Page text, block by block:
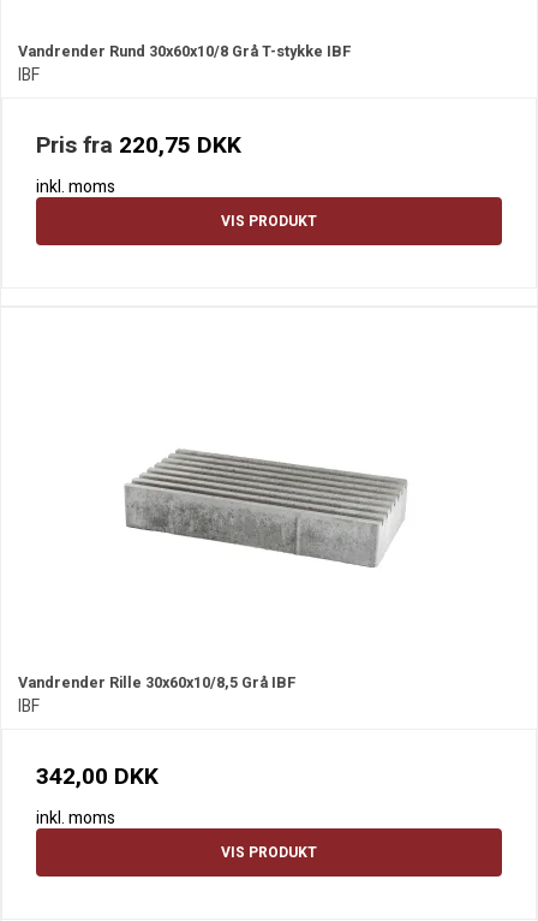
Vandrender Rund 30x60x10/8 Grå T-stykke IBF
IBF
Pris fra 220,75 DKK
inkl. moms
VIS PRODUKT
Vandrender Rille 30x60x10/8,5 Grå IBF
IBF
342,00 DKK
inkl. moms
VIS PRODUKT